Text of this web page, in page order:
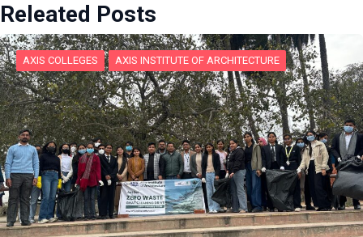
Releated Posts
AXIS COLLEGES AXIS INSTITUTE OF ARCHITECTURE